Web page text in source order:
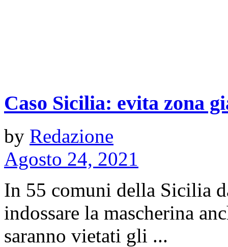
Caso Sicilia: evita zona
by Redazione
Agosto 24, 2021
In 55 comuni della Sicilia
indossare la mascherina
saranno vietati gli ...